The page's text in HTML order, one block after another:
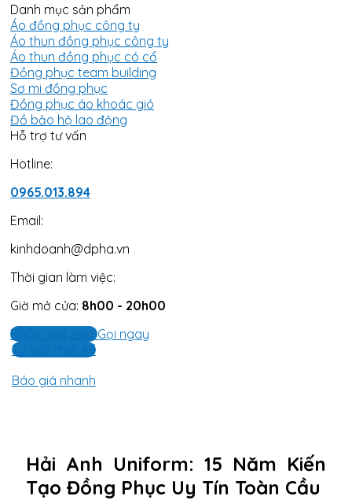
Danh mục sản phẩm
Áo đồng phục công ty
Áo thun đồng phục công ty
Áo thun đồng phục có cổ
Đồng phục team building
Sơ mi đồng phục
Đồng phục áo khoác gió
Đồ bảo hộ lao động
Hỗ trợ tư vấn
Hotline:
0965.013.894
Email:
kinhdoanh@dpha.vn
Thời gian làm việc:
Giờ mở cửa: 8h00 - 20h00
Nhắn qua zalo
Gọi ngay
Tư vấn thiết kế
Báo giá nhanh
Hải Anh Uniform: 15 Năm Kiến
Tạo Đồng Phục Uy Tín Toàn Cầu